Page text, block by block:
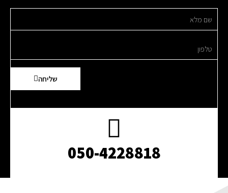
שליחה
050-4228818​